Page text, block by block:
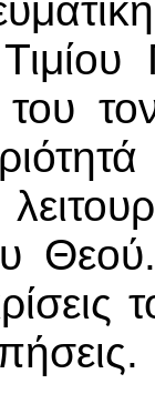
του
Θεού.